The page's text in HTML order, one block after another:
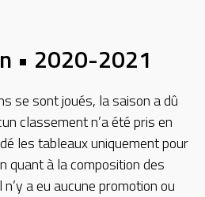
• 2020-2021
se sont joués, la saison a dû
classement n’a été pris en
les tableaux uniquement pour
quant à la composition des
a eu aucune promotion ou